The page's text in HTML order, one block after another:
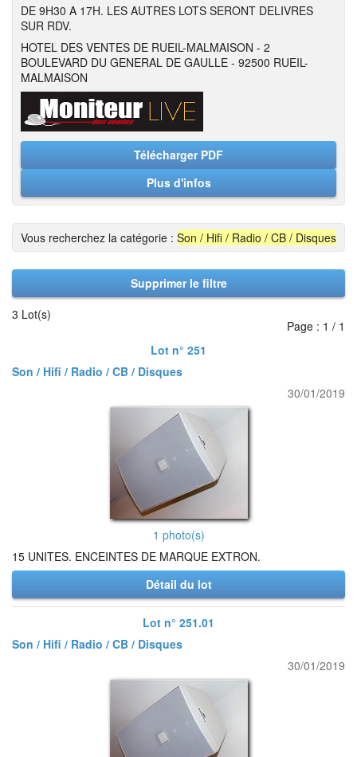
DE 9H30 A 17H. LES AUTRES LOTS SERONT DELIVRES
SUR RDV.
HOTEL DES VENTES DE RUEIL-MALMAISON - 2
BOULEVARD DU GENERAL DE GAULLE - 92500 RUEIL-
MALMAISON
Télécharger PDF
Plus d'infos
Vous recherchez la catégorie : Son / Hifi / Radio / CB / Disques
Supprimer le filtre
3 Lot(s)
Page : 1 / 1
Lot n° 251
Son / Hifi / Radio / CB / Disques
30/01/2019
1 photo(s)
15 UNITES. ENCEINTES DE MARQUE EXTRON.
Détail du lot
Lot n° 251.01
Son / Hifi / Radio / CB / Disques
30/01/2019